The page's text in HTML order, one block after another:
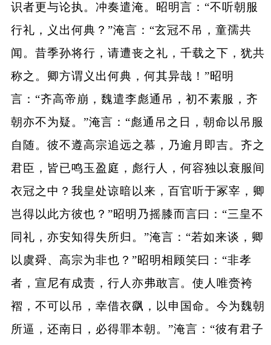
识者更与论执。冲奏遣淹。昭明言：“不听朝服
行礼，义出何典？”淹言：“玄冠不吊，童孺共
闻。昔季孙将行，请遭丧之礼，千载之下，犹共
称之。卿方谓义出何典，何其异哉！”昭明
言：“齐高帝崩，魏遣李彪通吊，初不素服，齐
朝亦不为疑。”淹言：“彪通吊之日，朝命以吊服
自随。彼不遵高宗追远之慕，乃逾月即吉。齐之
君臣，皆已鸣玉盈庭，彪行人，何容独以衰服间
衣冠之中？我皇处谅暗以来，百官听于冢宰，卿
岂得以此方彼也？”昭明乃摇膝而言曰：“三皇不
同礼，亦安知得失所归。”淹言：“若如来谈，卿
以虞舜、高宗为非也？”昭明相顾笑曰：“非孝
者，宣尼有成责，行人亦弗敢言。使人唯赍袴
褶，不可以吊，幸借衣飖，以申国命。今为魏朝
所逼，还南日，必得罪本朝。”淹言：“彼有君子